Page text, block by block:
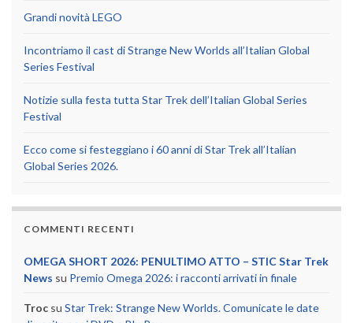
Grandi novità LEGO
Incontriamo il cast di Strange New Worlds all’Italian Global
Series Festival
Notizie sulla festa tutta Star Trek dell’Italian Global Series
Festival
Ecco come si festeggiano i 60 anni di Star Trek all’Italian
Global Series 2026.
COMMENTI RECENTI
OMEGA SHORT 2026: PENULTIMO ATTO – STIC Star Trek
News su Premio Omega 2026: i racconti arrivati in finale
Troc su Star Trek: Strange New Worlds. Comunicate le date